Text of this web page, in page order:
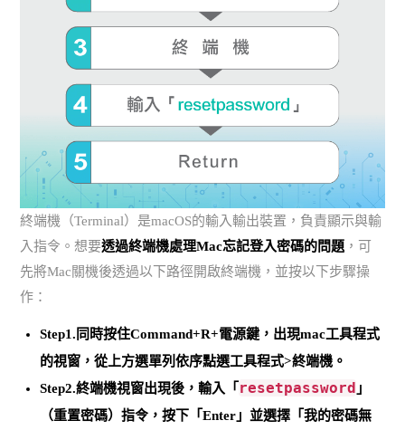
終端機（Terminal）是macOS的輸入輸出裝置，負責顯示與輸
入指令。想要透過終端機處理Mac忘記登入密碼的問題 ，可
先將Mac關機後透過以下路徑開啟終端機，並按以下步驟操
作：
Step1. 同時按住Command+R+電源鍵 ，出現mac工具程式
的視窗，從上方選單列依序點選工具程式>終端機。
Step2.終端機視窗出現後，輸入「 resetpassword 」
（重置密碼）指令，按下「Enter」並選擇「我的密碼無